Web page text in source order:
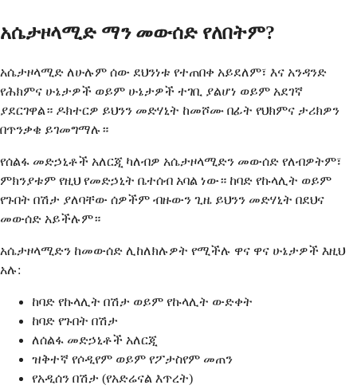
አሴታዞላሚድ ማን መውሰድ የለበትም?
አሴታዞላሚድ ለሁሉም ሰው ደህንነቱ የተጠበቀ አይደለም፣ እና አንዳንድ
የሕክምና ሁኔታዎች ወይም ሁኔታዎች ተገቢ ያልሆነ ወይም አደገኛ
ያደርገዋል። ዶክተርዎ ይህንን መድሃኒት ከመሾሙ በፊት የህክምና ታሪክዎን
በጥንቃቄ ይገመግማሉ።
የሰልፋ መድኃኒቶች አለርጂ ካለብዎ አሴታዞላሚድን መውሰድ የለብዎትም፣
ምክንያቱም የዚህ የመድኃኒት ቤተሰብ አባል ነው። ከባድ የኩላሊት ወይም
የጉበት በሽታ ያለባቸው ሰዎችም ብዙውን ጊዜ ይህንን መድሃኒት በደህና
መውሰድ አይችሉም።
አሴታዞላሚድን ከመውሰድ ሊከለክሉዎት የሚችሉ ዋና ዋና ሁኔታዎች እዚህ
አሉ:
ከባድ የኩላሊት በሽታ ወይም የኩላሊት ውድቀት
ከባድ የጉበት በሽታ
ለሰልፋ መድኃኒቶች አለርጂ
ዝቅተኛ የሶዲየም ወይም የፖታስየም መጠን
የአዲሰን በሽታ (የአድሬናል እጥረት)